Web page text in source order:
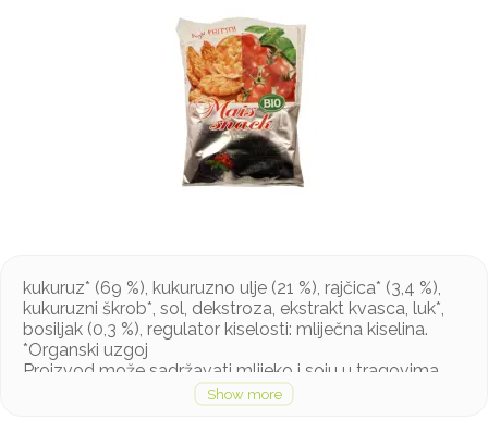
kukuruz* (69 %), kukuruzno ulje (21 %), rajčica* (3,4 %),
kukuruzni škrob*, sol, dekstroza, ekstrakt kvasca, luk*,
bosiljak (0,3 %), regulator kiselosti: mliječna kiselina.
*Organski uzgoj
Proizvod može sadržavati mlijeko i soju u tragovima